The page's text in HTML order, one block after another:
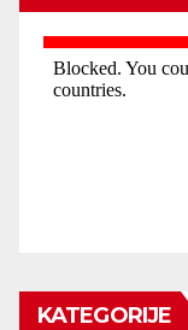
KATEGORIJE